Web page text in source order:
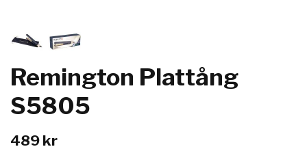
Remington Plattång
S5805
489 kr